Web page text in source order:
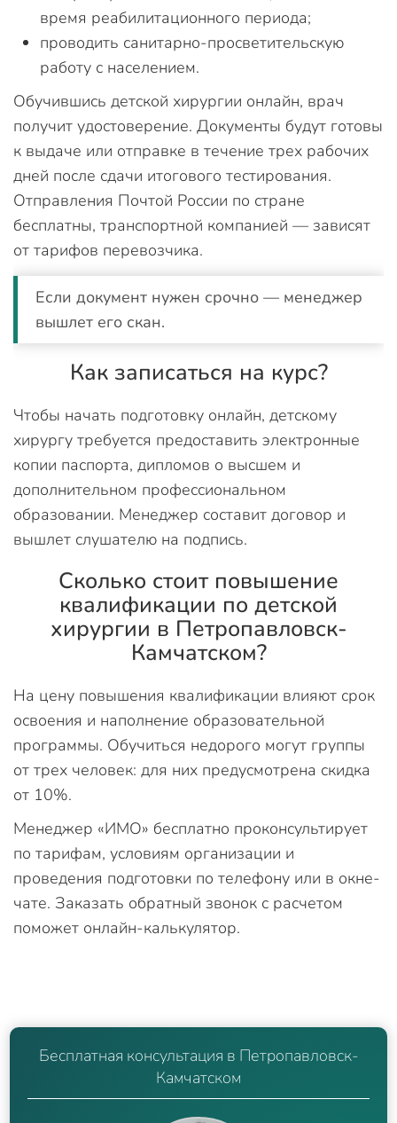
время реабилитационного периода;
проводить санитарно-просветительскую
работу с населением.
Обучившись детской хирургии онлайн, врач
получит удостоверение. Документы будут готовы
к выдаче или отправке в течение трех рабочих
дней после сдачи итогового тестирования.
Отправления Почтой России по стране
бесплатны, транспортной компанией — зависят
от тарифов перевозчика.
Если документ нужен срочно — менеджер
вышлет его скан.
Как записаться на курс?
Чтобы начать подготовку онлайн, детскому
хирургу требуется предоставить электронные
копии паспорта, дипломов о высшем и
дополнительном профессиональном
образовании. Менеджер составит договор и
вышлет слушателю на подпись.
Сколько стоит повышение
квалификации по детской
хирургии в Петропавловск-
Камчатском?
На цену повышения квалификации влияют срок
освоения и наполнение образовательной
программы. Обучиться недорого могут группы
от трех человек: для них предусмотрена скидка
от 10%.
Менеджер «ИМО» бесплатно проконсультирует
по тарифам, условиям организации и
проведения подготовки по телефону или в окне-
чате. Заказать обратный звонок с расчетом
поможет онлайн-калькулятор.
Бесплатная консультация в Петропавловск-
Камчатском